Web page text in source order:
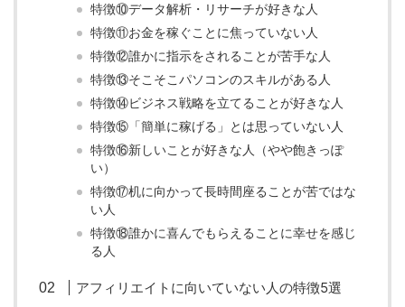
特徴⑩データ解析・リサーチが好きな人
特徴⑪お金を稼ぐことに焦っていない人
特徴⑫誰かに指示をされることが苦手な人
特徴⑬そこそこパソコンのスキルがある人
特徴⑭ビジネス戦略を立てることが好きな人
特徴⑮「簡単に稼げる」とは思っていない人
特徴⑯新しいことが好きな人（やや飽きっぽ
い）
特徴⑰机に向かって長時間座ることが苦ではな
い人
特徴⑱誰かに喜んでもらえることに幸せを感じ
る人
アフィリエイトに向いていない人の特徴5選